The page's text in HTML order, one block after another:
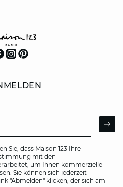
Sie, dass Maison 123 Ihre
mit den
um Ihnen kommerzielle
Sie können sich jederzeit
"Abmelden" klicken, der sich am